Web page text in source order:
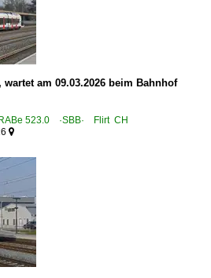
wartet am 09.03.2026 beim Bahnhof
523.0 ·SBB· Flirt CH
